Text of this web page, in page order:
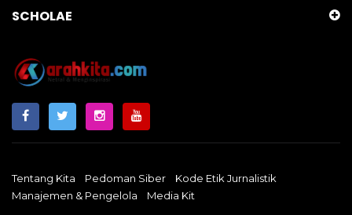
SCHOLAE
Tentang Kita Pedoman Siber
Kode Etik Jurnalistik
Manajemen & Pengelola
Media Kit